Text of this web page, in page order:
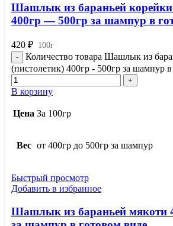
Шашлык из бараньей корейки
400гр — 500гр за шампур в
420 ₽ 100г
Количество товара Шашлык из
(пистолетик) 400гр - 500гр за шампур
В корзину
Цена За 100гр
Вес от 400гр до 500гр за шампур
Быстрый просмотр
Добавить в избранное
Шашлык из бараньей мякоти